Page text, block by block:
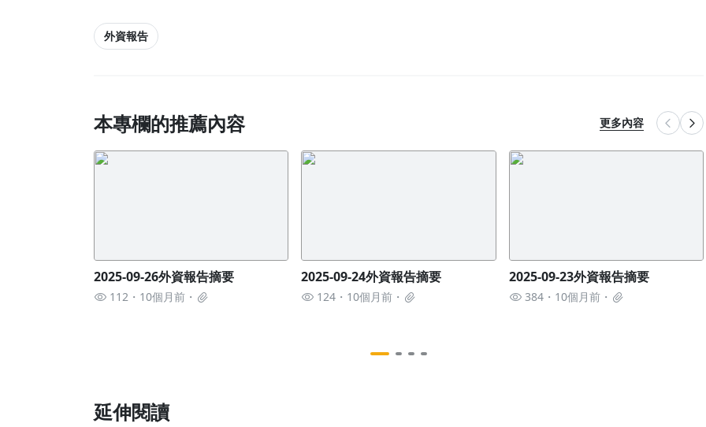
外資報告
本專欄的推薦內容 更多內容
2025-09-26外資報告摘要
112 10個月前
2025-09-24外資報告摘要
124 10個月前
2025-09-23外資報告摘要
384 10個月前
延伸閱讀